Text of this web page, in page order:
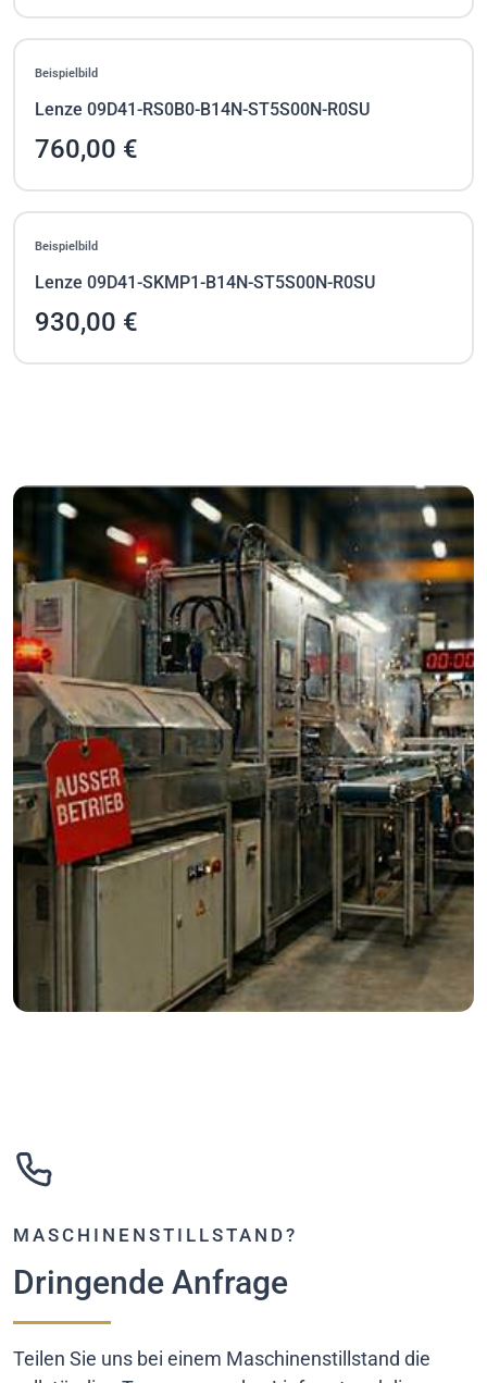
Beispielbild
Lenze 09D41-RS0B0-B14N-ST5S00N-R0SU
760,00 €
Beispielbild
Lenze 09D41-SKMP1-B14N-ST5S00N-R0SU
930,00 €
MASCHINENSTILLSTAND?
Dringende Anfrage
Teilen Sie uns bei einem Maschinenstillstand die